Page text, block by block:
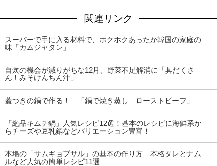
関連リンク
スーパーで手に入る材料で、ホクホクあったか韓国の家庭の
味「カムジャタン」
自炊の機会が減りがちな12月、野菜不足解消に「具だくさ
ん！みそけんちん汁」
蓋つきの鍋で作る！ 「鍋で焼き蒸し ローストビーフ」
「絶品キムチ鍋」人気レシピ12選！基本のレシピに海鮮系か
らチーズや豆乳鍋などバリエーション豊富！
本場の「サムギョプサル」の基本の作り方 本格ダレとナム
ルなど人気の簡単レシピ11選